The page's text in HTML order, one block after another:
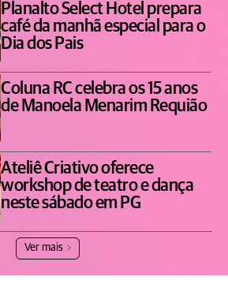
Planalto Select Hotel prepara
café da manhã especial para o
Dia dos Pais
Coluna RC celebra os 15 anos
de Manoela Menarim Requião
Ateliê Criativo oferece
workshop de teatro e dança
neste sábado em PG
Ver mais